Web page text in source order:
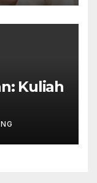
Kuliah